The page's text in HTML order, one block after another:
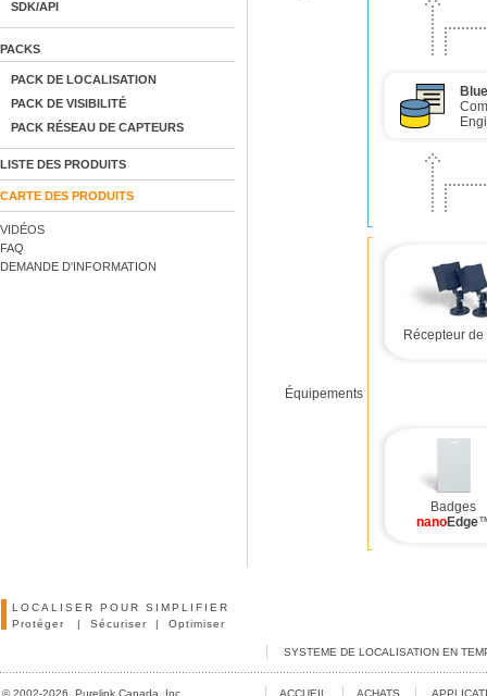
Blue
Équipements
Récepteur
Badges
nanoEdge
SDK/API
PACKS
PACK DE LOCALISATION
PACK DE VISIBILITÉ
PACK RÉSEAU DE CAPTEURS
LISTE DES PRODUITS
CARTE DES PRODUITS
VIDÉOS
FAQ
DEMANDE D'INFORMATION
LOCALISER POUR SIMPLIFIER
Protéger | Sécuriser | Optimiser
SYSTEME DE LOCALISATION EN
© 2002-2026, Purelink Canada, Inc. ACCUEIL ACHATS